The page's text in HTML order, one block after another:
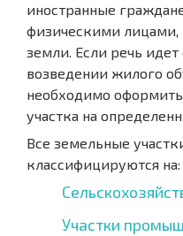
иностранные
физическими лицами,
земли. Если речь
возведении жилого
необходимо
участка на
Все земельные
классифицируются на:
Участки